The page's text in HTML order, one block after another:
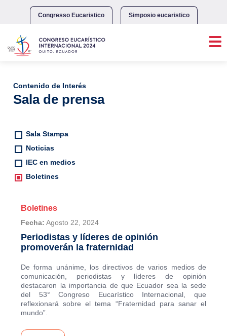
Congresso Eucaristico Simposio eucaristico
Contenido de Interés
Sala de prensa
Sala Stampa
Noticias
IEC en medios
Boletines
Boletines
Fecha: Agosto 22, 2024
Periodistas y líderes de opinión
promoverán la fraternidad
De forma unánime, los directivos de varios medios de
comunicación, periodistas y líderes de opinión
destacaron la importancia de que Ecuador sea la sede
del 53° Congreso Eucarístico Internacional, que
reflexionará sobre el tema “Fraternidad para sanar el
mundo”.